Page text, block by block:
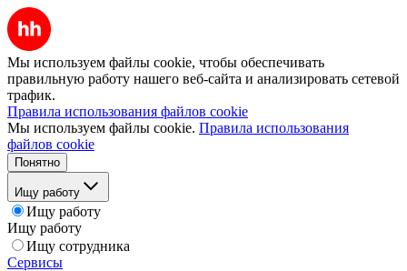
Мы используем файлы cookie, чтобы обеспечивать
правильную работу нашего веб-сайта и анализировать сетевой
трафик.
Правила использования файлов cookie
Мы используем файлы cookie. Правила использования
файлов cookie
Понятно
Ищу работу
Ищу работу
Ищу работу
Ищу сотрудника
Сервисы